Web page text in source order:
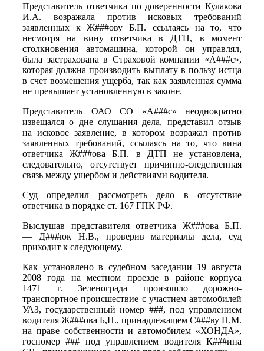
Представитель ответчика по доверенности Кулакова
И.А. возражала против исковых требований
заявленных к Ж###ову Б.П. ссылаясь на то, что
несмотря на вину ответчика в ДТП, в момент
столкновения автомашина, которой он управлял,
была застрахована в Страховой компании «А###с»,
которая должна производить выплату в пользу истца
в счет возмещения ущерба, так как заявленная сумма
не превышает установленную в законе.
Представитель ОАО СО «А###с» неоднократно
извещался о дне слушания дела, представил отзыв
на исковое заявление, в котором возражал против
заявленных требований, ссылаясь на то, что вина
ответчика Ж###ова Б.П. в ДТП не установлена,
следовательно, отсутствует причинно-следственная
связь между ущербом и действиями водителя.
Суд определил рассмотреть дело в отсутствие
ответчика в порядке ст. 167 ГПК РФ.
Выслушав представителя ответчика Ж###ова Б.П.
— Д###юк Н.В., проверив материалы дела, суд
приходит к следующему.
Как установлено в судебном заседании 19 августа
2008 года на местном проезде в районе корпуса
1471 г. Зеленограда произошло дорожно-
транспортное происшествие с участием автомобилей
УАЗ, государственный номер ###, под управлением
водителя Ж###ова Б,П., принадлежащем С###ву П.М.
на праве собственности и автомобилем «ХОНДА»,
госномер ### под управлением водителя К###ина